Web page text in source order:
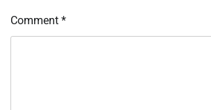
Comment *